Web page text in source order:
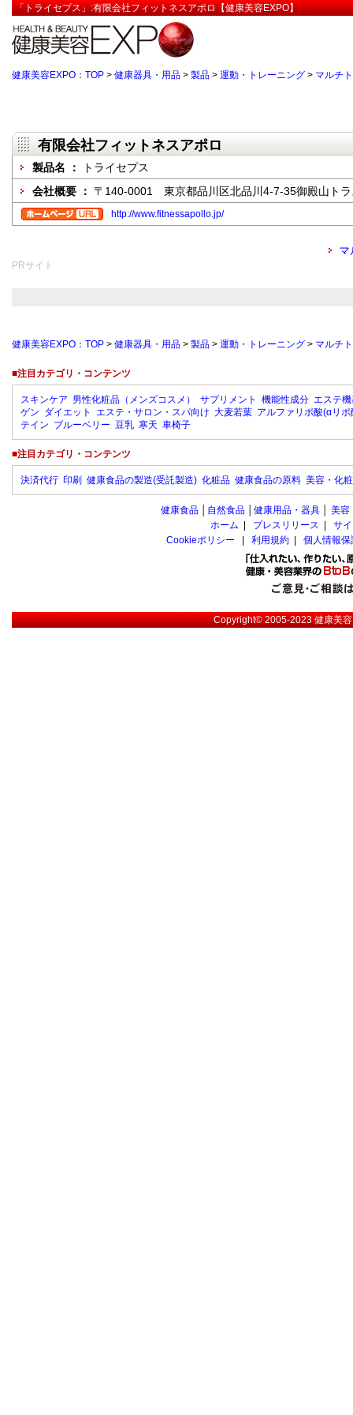
「トライセプス」:有限会社フィットネスアポロ【健康美容EXPO】
健康美容EXPO：TOP > 健康器具・用品 > 製品 > 運動・トレーニング > マルチ
有限会社フィットネスアポロ
製品名 ：
トライセプス
会社概要 ： 〒140-0001 東京都品川区北品川4-7-35御殿山トラ
http://www.fitnessapollo.jp/
マ
PRサイト
健康美容EXPO：TOP > 健康器具・用品 > 製品 > 運動・トレーニング > マルチ
■注目カテゴリ・コンテンツ
スキンケア 男性化粧品（メンズコスメ） サプリメント 機能性成分 エステ
ゲン ダイエット エステ・サロン・スパ向け 大麦若葉 アルファリポ酸(αリポ
テイン ブルーベリー 豆乳 寒天 車椅子
■注目カテゴリ・コンテンツ
決済代行 印刷 健康食品の製造(受託製造) 化粧品 健康食品の原料 美容・化
健康食品 自然食品 健康用品・器具 美容
ホーム
プレスリリース
サ
Cookieポリシー
利用規約 個人情報
Copyright© 2005-2023健康美